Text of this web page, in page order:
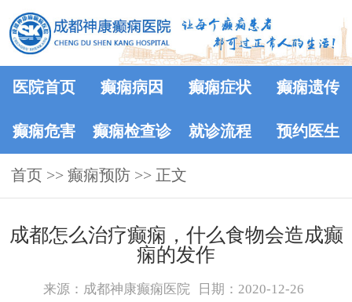
医院首页 癫痫病因 癫痫症状 癫痫遗传
癫痫危害 癫痫检查诊
断
就诊流程 预约医生
首页 >> 癫痫预防 >> 正文
成都怎么治疗癫痫，什么食物会造成癫
痫的发作
来源：成都神康癫痫医院 日期：2020-12-26